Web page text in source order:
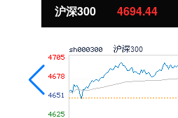
北证50 1134.24